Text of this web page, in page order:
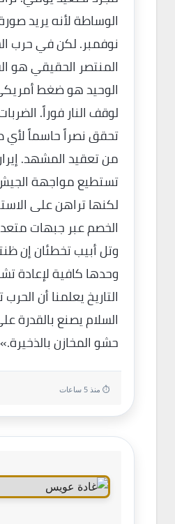
الوساطة لأنه يريد
نوفمبر. لكن في حرب
المنتصر الحقيقي هو
الوحيد هو ضغط
لوقف النار فوراً.
تحقق نصراً حاسماً لأي
من تعقيد المشهد.
تستطيع مواجهة
لكنها تراهن على
الخصم عبر جبهات
وتل أبيب تخطئان إن
وحدها كافية لإعادة
التاريخ يعلمنا أن الحرب
السلام يصنع بالقدرة
حشو المخازن بالذخيرة.»
⏱ منذ 5 ساعات